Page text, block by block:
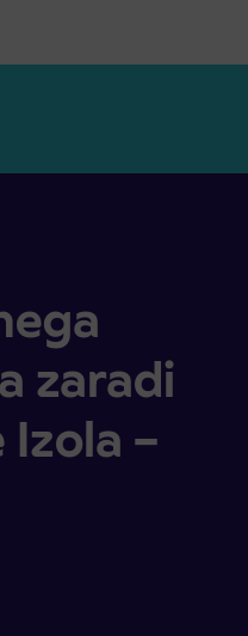
popolne zapore ceste
zaradi
–